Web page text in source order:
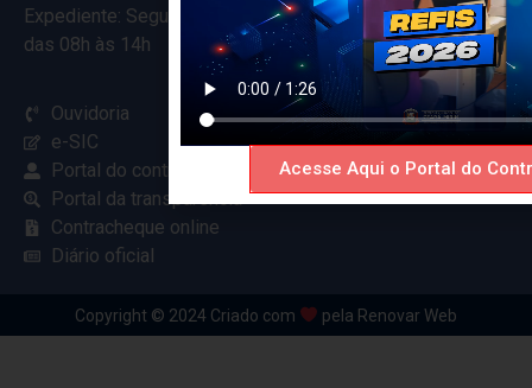
Expediente: Segunda à Sexta
das 08h às 14h
Ouvidoria
e-SIC
Portal do contribuinte
Portal da transparência
Contracheque online
Diário oficial
Copyright © 2024 Criado com pela Renovar Web
Acesse Aqui o Portal do